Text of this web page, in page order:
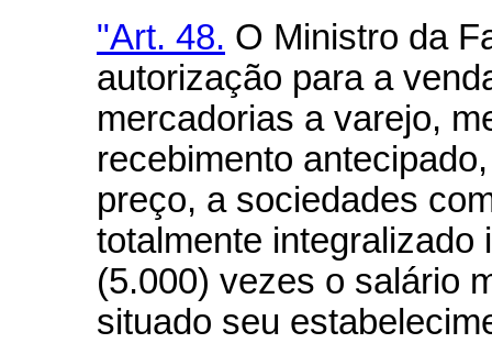
"Art. 48. O Ministro da
autorização para a
mercadorias a varejo,
recebimento
preço, a sociedades
totalmente integralizado
(5.000) vezes o salário
situado seu